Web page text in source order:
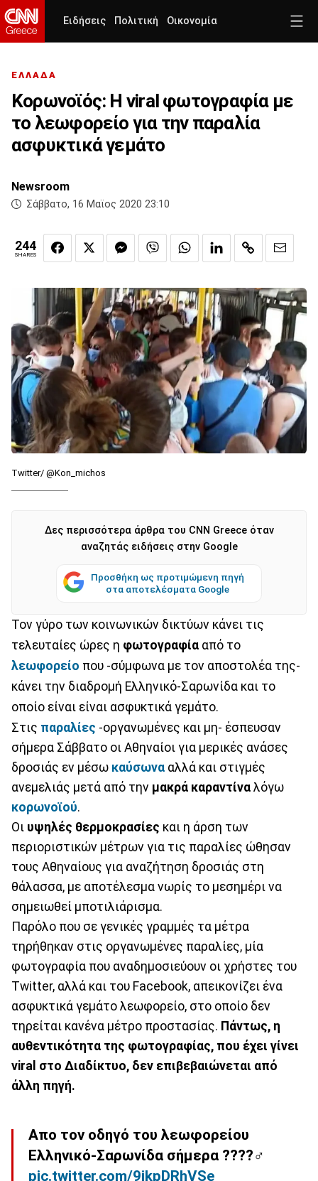
Ειδήσεις Πολιτική Οικονομία
ΕΛΛΑΔΑ
Κορωνοϊός: Η viral φωτογραφία με
το λεωφορείο για την παραλία
ασφυκτικά γεμάτο
Newsroom
Σάββατο, 16 Μαϊος 2020 23:10
244
SHARES
Twitter/ @Kon_michos
Δες περισσότερα άρθρα του CNN Greece όταν
αναζητάς ειδήσεις στην Google
Προσθήκη ως προτιμώμενη πηγή
στα αποτελέσματα Google
Τον γύρο των κοινωνικών δικτύων κάνει τις
τελευταίες ώρες η φωτογραφία από το
λεωφορείο που -σύμφωνα με τον αποστολέα της-
κάνει την διαδρομή Ελληνικό-Σαρωνίδα και το
οποίο είναι είναι ασφυκτικά γεμάτο.
Στις παραλίες -οργανωμένες και μη- έσπευσαν
σήμερα Σάββατο οι Αθηναίοι για μερικές ανάσες
δροσιάς εν μέσω καύσωνα αλλά και στιγμές
ανεμελιάς μετά από την μακρά καραντίνα λόγω
κορωνοϊού.
Οι υψηλές θερμοκρασίες και η άρση των
περιοριστικών μέτρων για τις παραλίες ώθησαν
τους Αθηναίους για αναζήτηση δροσιάς στη
θάλασσα, με αποτέλεσμα νωρίς το μεσημέρι να
σημειωθεί μποτιλιάρισμα.
Παρόλο που σε γενικές γραμμές τα μέτρα
τηρήθηκαν στις οργανωμένες παραλίες, μία
φωτογραφία που αναδημοσιεύουν οι χρήστες του
Twitter, αλλά και του Facebook, απεικονίζει ένα
ασφυκτικά γεμάτο λεωφορείο, στο οποίο δεν
τηρείται κανένα μέτρο προστασίας. Πάντως, η
αυθεντικότητα της φωτογραφίας, που έχει γίνει
viral στο Διαδίκτυο, δεν επιβεβαιώνεται από
άλλη πηγή.
Απο τον οδηγό του λεωφορείου
Ελληνικό-Σαρωνίδα σήμερα ????‍♂️
pic.twitter.com/9ikpDRhVSe